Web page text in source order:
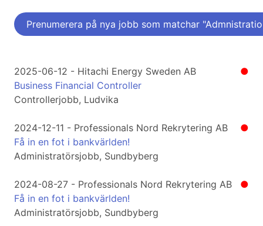
Prenumerera på nya jobb som matchar
●
2025-06-12 - Hitachi Energy Sweden AB
Business Financial Controller
Controllerjobb, Ludvika
●
2024-12-11 - Professionals Nord Rekrytering AB
Få in en fot i bankvärlden!
Administratörsjobb, Sundbyberg
●
2024-08-27 - Professionals Nord Rekrytering AB
Få in en fot i bankvärlden!
Administratörsjobb, Sundbyberg